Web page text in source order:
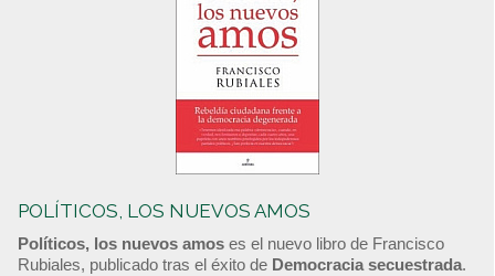
POLÍTICOS, LOS NUEVOS AMOS
Políticos, los nuevos amos es el nuevo libro de Francisco
Rubiales, publicado tras el éxito de Democracia secuestrada.